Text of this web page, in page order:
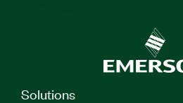
Solutions